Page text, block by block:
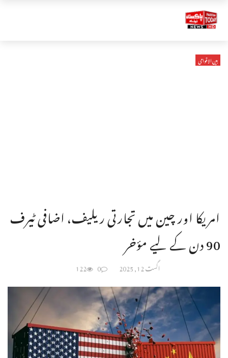
بین الاقوامی
امریکا اور چین میں تجارتی ریلیف، اضافی ٹیرف
90 دن کے لیے مؤخر
اگست 12, 2025 0
122